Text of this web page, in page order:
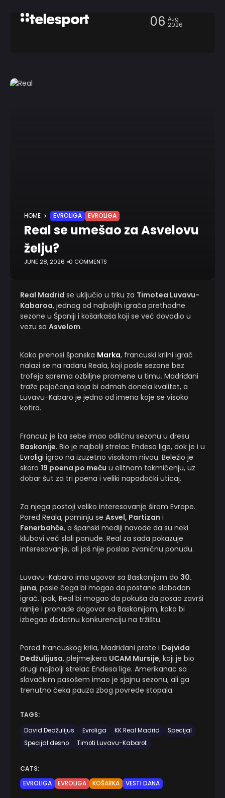
06 Aug
2026
HOME EVROLIGA EVROLIGA
Real se umešao za Asvelovu
želju?
JUNE 28, 2026 0 COMMENTS
Real Madrid se uključio u trku za Timotea Luvavu-
Kabaroa, jednog od najboljih igrača prethodne
sezone u Španiji i košarkaša koji se već dovodio u
vezu sa Asvelom.
Kako prenosi španska Marka, francuski krilni igrač
nalazi se na radaru Reala, koji posle sezone bez
trofeja sprema ozbiljne promene u timu. Madriđani
traže pojačanja koja bi odmah donela kvalitet, a
Luvavu-Kabaro je jedno od imena koje se visoko
kotira.
Francuz je iza sebe imao odličnu sezonu u dresu
Baskonije. Bio je najbolji strelac Endesa lige, dok je i u
Evroligi igrao na izuzetno visokom nivou. Beležio je
skoro 19 poena po meču u elitnom takmičenju, uz
dobar šut za tri poena i veliki napadački uticaj.
Za njega postoji veliko interesovanje širom Evrope.
Pored Reala, pominju se Asvel, Partizan i
Fenerbahče, a španski mediji navode da su neki
klubovi već slali ponude. Real za sada pokazuje
interesovanje, ali još nije poslao zvaničnu ponudu.
Luvavu-Kabaro ima ugovor sa Baskonijom do 30.
juna, posle čega bi mogao da postane slobodan
igrač. Ipak, Real bi mogao da pokuša da posao završi
ranije i pronađe dogovor sa Baskonijom, kako bi
izbegao dodatnu konkurenciju na tržištu.
Pored francuskog krila, Madriđani prate i Dejvida
Dedžulijusa, plejmejkera UCAM Mursije, koji je bio
drugi najbolji strelac Endesa lige. Amerikanac sa
slovačkim pasošem imao je sjajnu sezonu, ali ga
trenutno čeka pauza zbog povrede stopala.
TAGS:
David Dedžulijus
Evroliga KK Real Madrid
Specijal
Specijal desno
Timoti Luvavu-Kabarot
CATS:
EVROLIGA
EVROLIGA KOŠARKA VESTI DANA